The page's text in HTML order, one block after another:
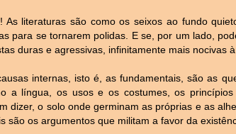
As literaturas são como os seixos ao fundo
para se tornarem polidas. E se, por um lado,
duras e agressivas, infinitamente mais nocivas
internas, isto é, as fundamentais, são as
a língua, os usos e os costumes, os
dizer, o solo onde germinam as próprias e as
são os argumentos que militam a favor da